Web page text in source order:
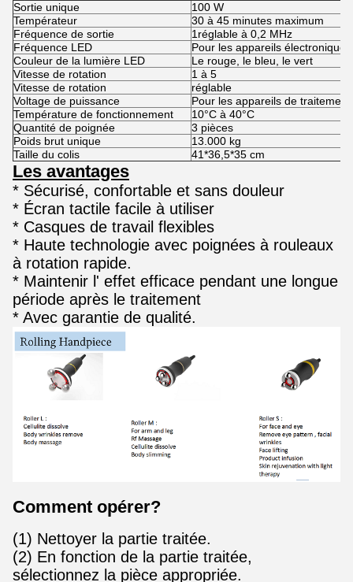
Sortie unique
100 W
Températeur
30 à 45 minutes maximum
Fréquence de sortie
1réglable à 0,2 MHz
Fréquence LED
Pour les appareils électroniques
Couleur de la lumière LED
Le rouge, le bleu, le vert
Vitesse de rotation
1 à 5
Vitesse de rotation
réglable
Voltage de puissance
Pour les appareils de
Température de fonctionnement
10°C à 40°C
Quantité de poignée
3 pièces
Poids brut unique
13.000 kg
Taille du colis
41*36,5*35 cm
Les avantages
* Sécurisé, confortable et sans douleur
* Écran tactile facile à utiliser
* Casques de travail flexibles
* Haute technologie avec poignées à rouleaux
à rotation rapide.
* Maintenir l' effet efficace pendant une longue
période après le traitement
* Avec garantie de qualité.
Comment opérer?
(1) Nettoyer la partie traitée.
(2) En fonction de la partie traitée,
sélectionnez la pièce appropriée.